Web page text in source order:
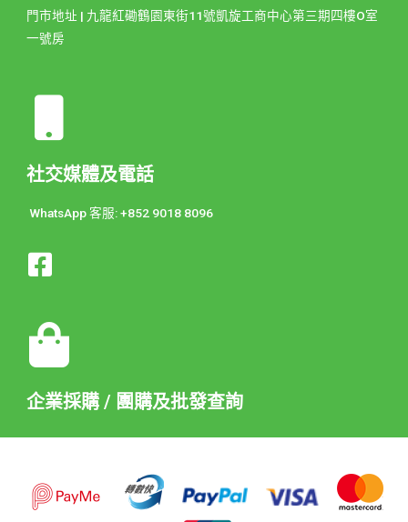
門市地址 | 九龍紅磡鶴園東街11號凱旋工商中心第三期四樓O室
一號房
社交媒體及電話
WhatsApp 客服: +852 9018 8096
企業採購 / 團購及批發查詢